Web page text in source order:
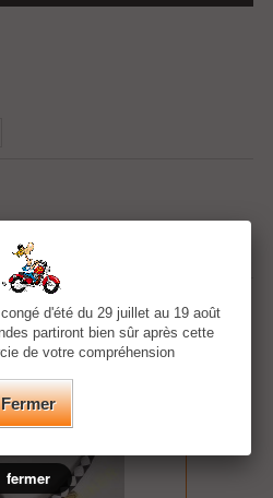
d'été du 29 juillet au 19 août
partiront bien sûr après cette
de votre compréhension
Fermer
fermer